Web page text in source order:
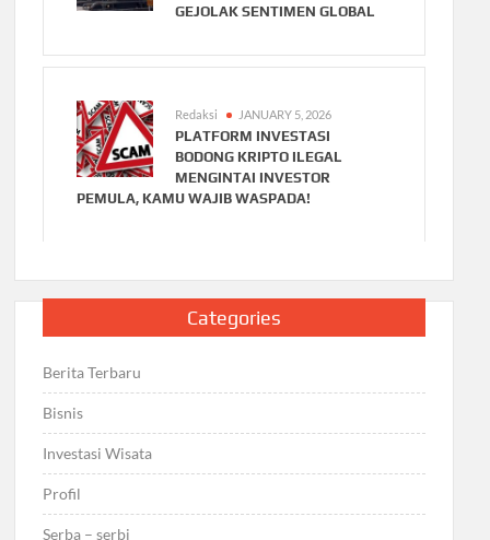
GEJOLAK SENTIMEN GLOBAL
Redaksi JANUARY 5, 2026
PLATFORM INVESTASI
BODONG KRIPTO ILEGAL
MENGINTAI INVESTOR
PEMULA, KAMU WAJIB WASPADA!
Categories
Berita Terbaru
Bisnis
Investasi Wisata
Profil
Serba – serbi